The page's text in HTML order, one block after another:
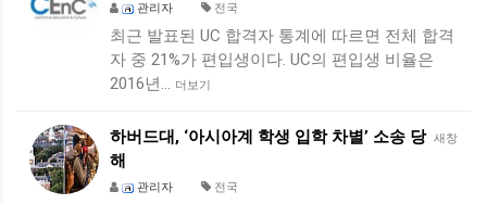
관리자 전국
최근 발표된 UC 합격자 통계에 따르면 전체 합격
자 중 21%가 편입생이다. UC의 편입생 비율은
2016년… 더보기
새창
하버드대, ‘아시아계 학생 입학 차별’ 소송 당
해
관리자 전국